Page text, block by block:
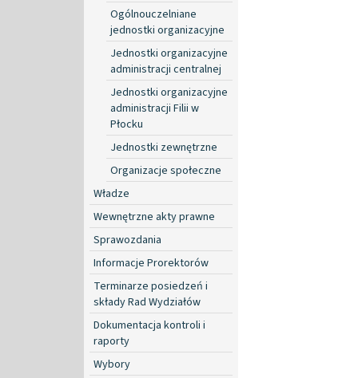
Ogólnouczelniane
jednostki organizacyjne
Jednostki organizacyjne
administracji centralnej
Jednostki organizacyjne
administracji Filii w
Płocku
Jednostki zewnętrzne
Organizacje społeczne
Władze
Wewnętrzne akty prawne
Sprawozdania
Informacje Prorektorów
Terminarze posiedzeń i
składy Rad Wydziałów
Dokumentacja kontroli i
raporty
Wybory